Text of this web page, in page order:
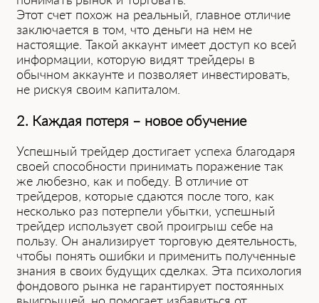
Этот счет похож на реальный, главное отличие
заключается в том, что деньги на нем не
настоящие. Такой аккаунт имеет доступ ко всей
информации, которую видят трейдеры в
обычном аккаунте и позволяет инвестировать,
не рискуя своим капиталом.
2. Каждая потеря – новое обучение
Успешный трейдер достигает успеха благодаря
своей способности принимать поражение так
же любезно, как и победу. В отличие от
трейдеров, которые сдаются после того, как
несколько раз потерпели убытки, успешный
трейдер использует свой проигрыш себе на
пользу. Он анализирует торговую деятельность,
чтобы понять ошибки и применить полученные
знания в своих будущих сделках. Эта психология
фондового рынка не гарантирует постоянных